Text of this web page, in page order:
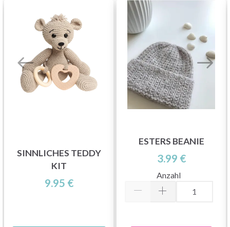
SINNLICHES TEDDY
KIT
9.95 €
ESTERS BEANIE
3.99 €
Anzahl